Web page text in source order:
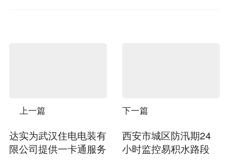
上一篇
达实为武汉住电电装有
限公司提供一卡通服务
下一篇
西安市城区防汛期24
小时监控易积水路段